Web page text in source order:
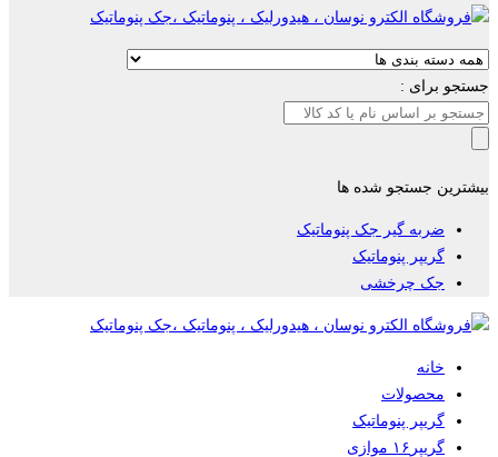
جستجو برای :
بیشترین جستجو شده ها
ضربه گیر جک پنوماتیک
گریپر پنوماتیک
جک چرخشی
خانه
محصولات
گریپر پنوماتیک
گریپر۱۶ موازی